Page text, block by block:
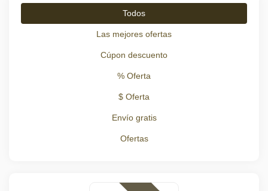
Todos
Las mejores ofertas
Cúpon descuento
% Oferta
$ Oferta
Envío gratis
Ofertas